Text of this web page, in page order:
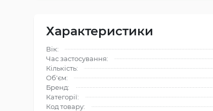
Характеристики
Вік:
Час застосування:
Кількість:
Об'єм:
Бренд:
Категорії:
Код товару: